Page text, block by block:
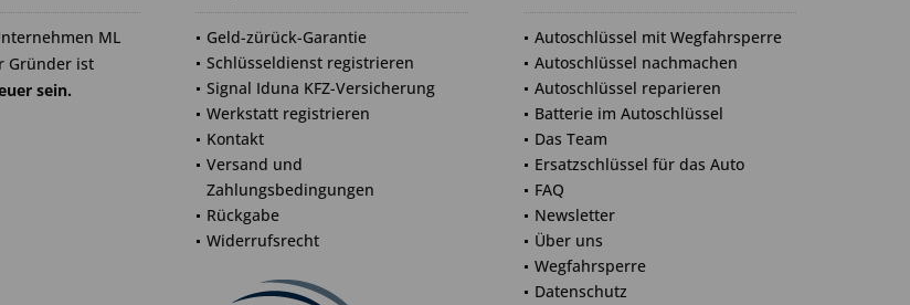
ML
Gründer ist
sein.
Geld-zürück-Garantie
Schlüsseldienst registrieren
Signal Iduna KFZ-Versicherung
Werkstatt registrieren
Kontakt
Versand und
Zahlungsbedingungen
Rückgabe
Widerrufsrecht
Autoschlüssel mit Wegfahrsperre
Autoschlüssel nachmachen
Autoschlüssel reparieren
Batterie im Autoschlüssel
Das Team
Ersatzschlüssel für das Auto
FAQ
Newsletter
Über uns
Wegfahrsperre
Datenschutz